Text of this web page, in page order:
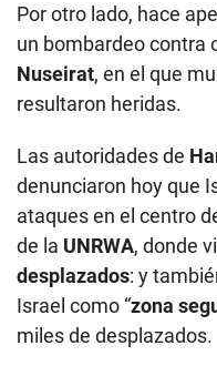
Por otro lado, hace
un bombardeo contra
Nuseirat, en el que
resultaron heridas.
Las autoridades de
denunciaron hoy que
ataques en el centro
de la UNRWA, donde
desplazados: y
Israel como “zona
miles de desplazados.